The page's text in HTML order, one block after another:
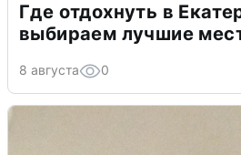
Где отдохнуть в
выбираем лучшие
8 августа 0